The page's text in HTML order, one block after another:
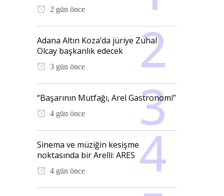
2 gün önce
Adana Altın Koza’da jüriye Zuhal
Olcay başkanlık edecek
3 gün önce
“Başarının Mutfağı, Arel Gastronomi”
4 gün önce
Sinema ve müziğin kesişme
noktasında bir Arelli: ARES
4 gün önce